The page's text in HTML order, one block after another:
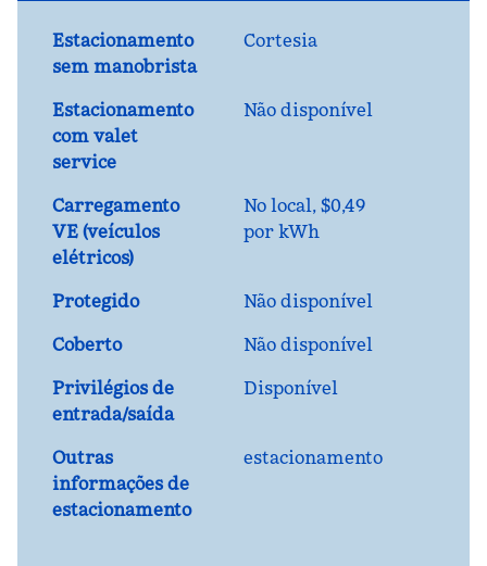
Estacionamento
sem manobrista
Cortesia
Estacionamento
com valet
service
Não disponível
Carregamento
VE (veículos
elétricos)
No local, $0,49
por kWh
Protegido
Não disponível
Coberto
Não disponível
Privilégios de
entrada/saída
Disponível
Outras
informações de
estacionamento
estacionamento